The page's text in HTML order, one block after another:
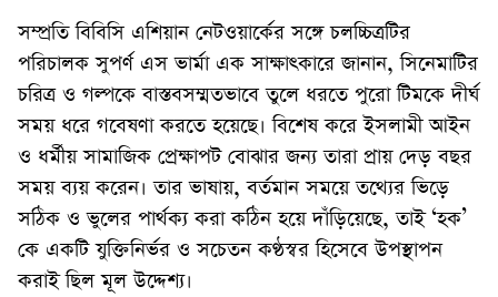
সম্প্রতি বিবিসি এশিয়ান নেটওয়ার্কের সঙ্গে চলচ্চিত্রটির
পরিচালক সুপর্ণ এস ভার্মা এক সাক্ষাৎকারে জানান, সিনেমাটির
চরিত্র ও গল্পকে বাস্তবসম্মতভাবে তুলে ধরতে পুরো টিমকে দীর্ঘ
সময় ধরে গবেষণা করতে হয়েছে। বিশেষ করে ইসলামী আইন
ও ধর্মীয় সামাজিক প্রেক্ষাপট বোঝার জন্য তারা প্রায় দেড় বছর
সময় ব্যয় করেন। তার ভাষায়, বর্তমান সময়ে তথ্যের ভিড়ে
সঠিক ও ভুলের পার্থক্য করা কঠিন হয়ে দাঁড়িয়েছে, তাই ‘হক’
কে একটি যুক্তিনির্ভর ও সচেতন কণ্ঠস্বর হিসেবে উপস্থাপন
করাই ছিল মূল উদ্দেশ্য।